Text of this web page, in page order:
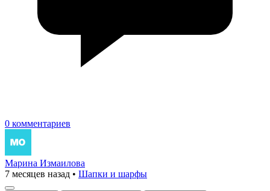
0 комментариев
Марина Измаилова
7 месяцев назад • Шапки и шарфы